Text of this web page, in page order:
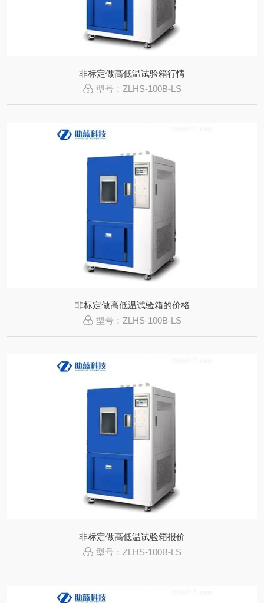
非标定做高低温试验箱行情
型号：ZLHS-100B-LS
非标定做高低温试验箱的价格
型号：ZLHS-100B-LS
非标定做高低温试验箱报价
型号：ZLHS-100B-LS